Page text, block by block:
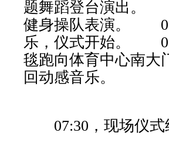
题舞蹈登台演出。
健身操队表演。
乐，仪式开始。
毯跑向体育中心南大
回动感音乐。
07:30 ，现场仪式